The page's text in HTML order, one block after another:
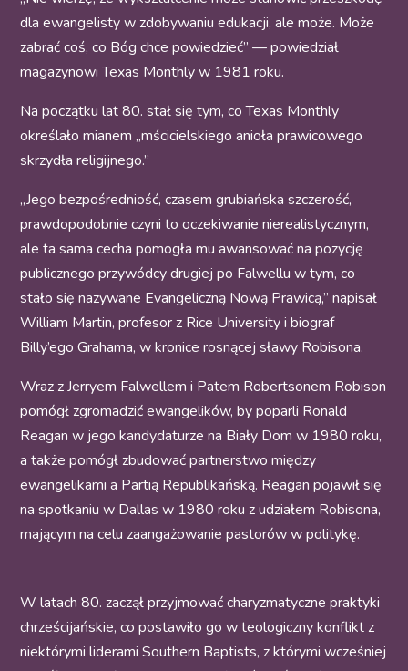
dla ewangelisty w zdobywaniu edukacji, ale może. Może
zabrać coś, co Bóg chce powiedzieć” — powiedział
magazynowi Texas Monthly w 1981 roku.
Na początku lat 80. stał się tym, co Texas Monthly
określało mianem „mścicielskiego anioła prawicowego
skrzydła religijnego.”
„Jego bezpośredniość, czasem grubiańska szczerość,
prawdopodobnie czyni to oczekiwanie nierealistycznym,
ale ta sama cecha pomogła mu awansować na pozycję
publicznego przywódcy drugiej po Falwellu w tym, co
stało się nazywane Evangeliczną Nową Prawicą,” napisał
William Martin, profesor z Rice University i biograf
Billy’ego Grahama, w kronice rosnącej sławy Robisona.
Wraz z Jerryem Falwellem i Patem Robertsonem Robison
pomógł zgromadzić ewangelików, by poparli Ronald
Reagan w jego kandydaturze na Biały Dom w 1980 roku,
a także pomógł zbudować partnerstwo między
ewangelikami a Partią Republikańską. Reagan pojawił się
na spotkaniu w Dallas w 1980 roku z udziałem Robisona,
mającym na celu zaangażowanie pastorów w politykę.
W latach 80. zaczął przyjmować charyzmatyczne praktyki
chrześcijańskie, co postawiło go w teologiczny konflikt z
niektórymi liderami Southern Baptists, z którymi wcześniej